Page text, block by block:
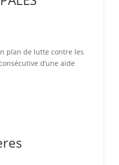
plan de lutte contre les
d’une aide